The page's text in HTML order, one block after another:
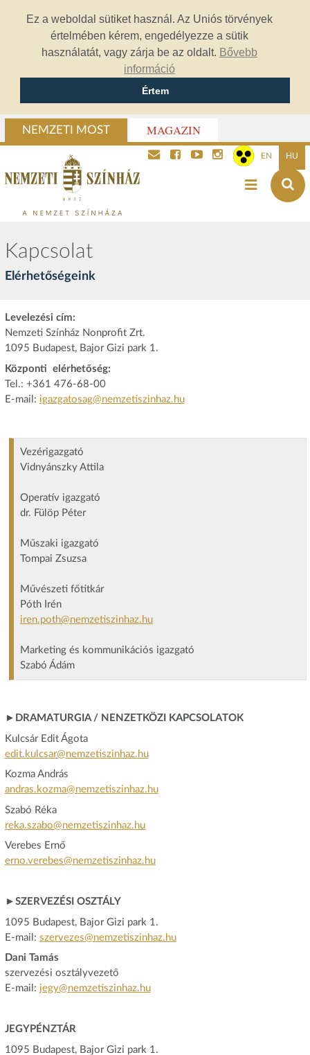
Ez a weboldal sütiket használ. Az Uniós törvények
értelmében kérem, engedélyezze a sütik
használatát, vagy zárja be az oldalt. Bővebb
információ
Értem
NEMZETI MOST MAGAZIN
EN HU
Kapcsolat
Elérhetőségeink
Levelezési cím:
Nemzeti Színház Nonprofit Zrt.
1095 Budapest, Bajor Gizi park 1.
Központi elérhetőség:
Tel.: +361 476-68-00
E-mail: igazgatosag@nemzetiszinhaz.hu
Vezérigazgató
Vidnyánszky Attila
Operatív igazgató
dr. Fülöp Péter
Műszaki igazgató
Tompai Zsuzsa
Művészeti főtitkár
Póth Irén
iren.poth@nemzetiszinhaz.hu
Marketing és kommunikációs igazgató
Szabó Ádám
►DRAMATURGIA / NENZETKÖZI KAPCSOLATOK
Kulcsár Edit Ágota
edit.kulcsar@nemzetiszinhaz.hu
Kozma András
andras.kozma@nemzetiszinhaz.hu
Szabó Réka
reka.szabo@nemzetiszinhaz.hu
Verebes Ernő
erno.verebes@nemzetiszinhaz.hu
►SZERVEZÉSI OSZTÁLY
1095 Budapest, Bajor Gizi park 1.
E-mail: szervezes@nemzetiszinhaz.hu
Dani Tamás
szervezési osztályvezető
E-mail: jegy@nemzetiszinhaz.hu
JEGYPÉNZTÁR
1095 Budapest, Bajor Gizi park 1.